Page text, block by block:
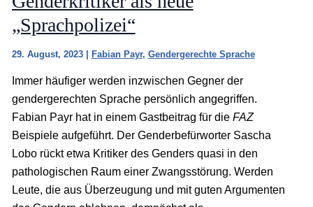
„Sprachpolizei“
29. August, 2023 Fabian Payr, Gendergerechte Sprache
Immer häufiger werden inzwischen Gegner der
gendergerechten Sprache persönlich angegriffen.
Fabian Payr hat in einem Gastbeitrag für die FAZ
Beispiele aufgeführt. Der Genderbefürworter Sascha
Lobo rückt etwa Kritiker des Genders quasi in den
pathologischen Raum einer Zwangsstörung. Werden
Leute, die aus Überzeugung und mit guten Argumenten